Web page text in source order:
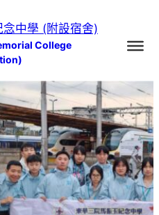
中學 (附設宿舍)
College